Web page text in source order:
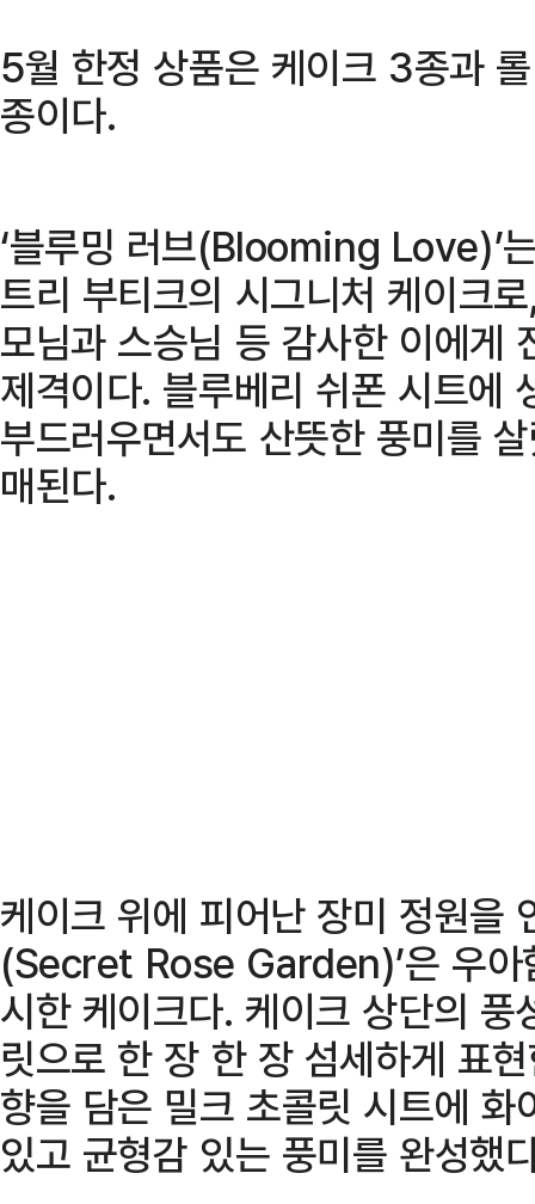
5월 한정 상품은 케이크 3종과
종이다.
‘블루밍 러브(Blooming Love)’
트리 부티크의 시그니처 케이크
모님과 스승님 등 감사한 이에게
제격이다. 블루베리 쉬폰 시트에
부드러우면서도 산뜻한 풍미를
매된다.
케이크 위에 피어난 장미 정원을
(Secret Rose Garden)’은 우아
시한 케이크다. 케이크 상단의
릿으로 한 장 한 장 섬세하게 표
향을 담은 밀크 초콜릿 시트에
있고 균형감 있는 풍미를 완성했